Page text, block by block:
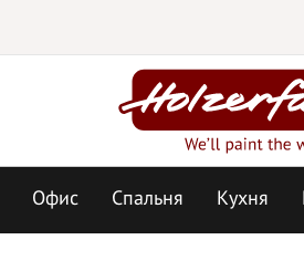
Офис Спальня Кухня